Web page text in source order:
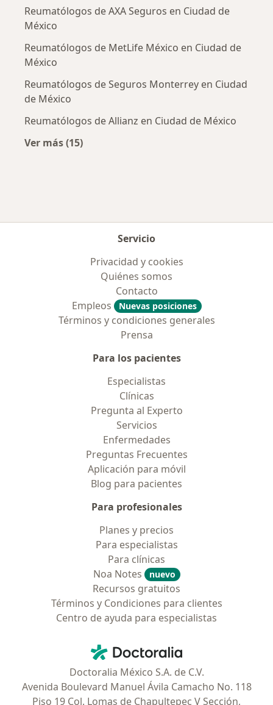
Reumatólogos de AXA Seguros en Ciudad de
México
Reumatólogos de MetLife México en Ciudad de
México
Reumatólogos de Seguros Monterrey en Ciudad
de México
Reumatólogos de Allianz en Ciudad de México
Ver más (15)
Servicio
Privacidad y cookies
Quiénes somos
Contacto
Empleos
Nuevas posiciones
Términos y condiciones generales
Prensa
Para los pacientes
Especialistas
Clínicas
Pregunta al Experto
Servicios
Enfermedades
Preguntas Frecuentes
Aplicación para móvil
Blog para pacientes
Para profesionales
Planes y precios
Para especialistas
Para clínicas
Noa Notes
nuevo
Recursos gratuitos
Términos y Condiciones para clientes
Centro de ayuda para especialistas
Doctoralia - Página de inicio
Doctoralia México S.A. de C.V.
Avenida Boulevard Manuel Ávila Camacho No. 118
Piso 19 Col. Lomas de Chapultepec V Sección,